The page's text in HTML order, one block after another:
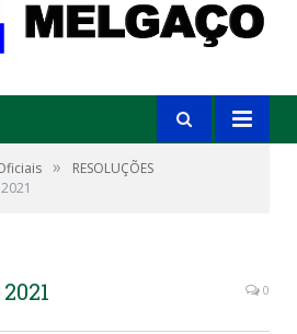
»
RESOLUÇÕES
0